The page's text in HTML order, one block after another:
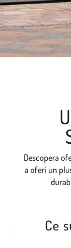
Descopera
a oferi un
Ce